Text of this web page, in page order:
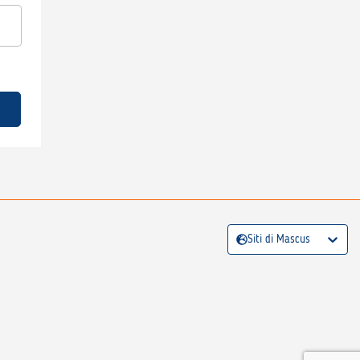
Siti di Mascus